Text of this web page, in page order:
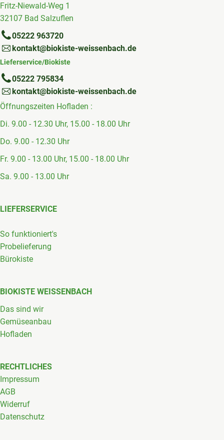
Fritz-Niewald-Weg 1
32107 Bad Salzuflen
05222 963720
kontakt@biokiste-weissenbach.de
Lieferservice/Biokiste
05222 795834
kontakt@biokiste-weissenbach.de
Öffnungszeiten Hofladen :
Di. 9.00 - 12.30 Uhr, 15.00 - 18.00 Uhr
Do. 9.00 - 12.30 Uhr
Fr. 9.00 - 13.00 Uhr, 15.00 - 18.00 Uhr
Sa. 9.00 - 13.00 Uhr
LIEFERSERVICE
So funktioniert's
Probelieferung
Bürokiste
BIOKISTE WEISSENBACH
Das sind wir
Gemüseanbau
Hofladen
RECHTLICHES
Impressum
AGB
Widerruf
Datenschutz